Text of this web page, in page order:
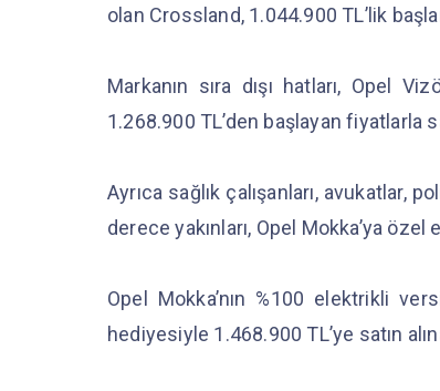
olan Crossland, 1.044.900 TL’lik
Markanın sıra dışı hatları, Opel
1.268.900 TL’den başlayan fiyatlarla
Ayrıca sağlık çalışanları, avukatlar,
derece yakınları, Opel Mokka’ya
Opel Mokka’nın %100 elektrikli
hediyesiyle 1.468.900 TL’ye satın